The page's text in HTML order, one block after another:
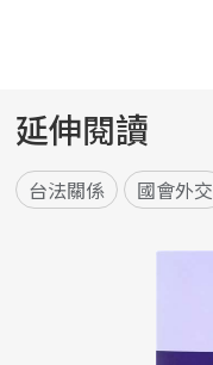
延伸閱讀
台法關係 國會外交